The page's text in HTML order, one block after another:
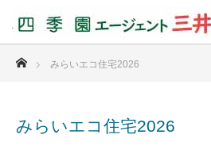
みらいエコ住宅2026
みらいエコ住宅2026